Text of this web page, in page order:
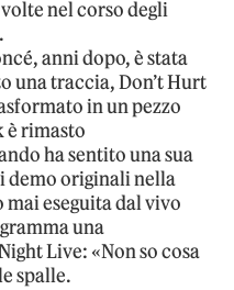
nel corso degli
anni dopo, è stata
una traccia, Don’t Hurt
in un pezzo
è rimasto
ha sentito una sua
demo originali nella
mai eseguita dal vivo
una
Live: «Non so cosa
spalle.